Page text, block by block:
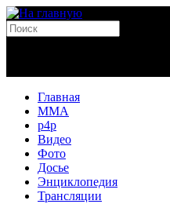
Главная
MMA
p4p
Видео
Фото
Досье
Энциклопедия
Трансляции